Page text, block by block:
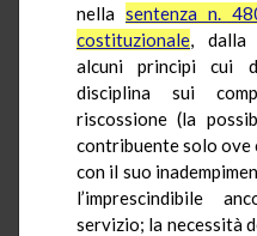
nella sentenza n.
costituzionale, dalla
alcuni principi cui
disciplina sui
riscossione (la
contribuente solo ove
con il suo
l’imprescindibile
servizio; la necessità